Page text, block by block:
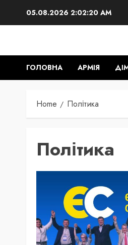
05.08.2026 2:02:21 AM
ГОЛОВНА АРМІЯ
Home Політика
Політика